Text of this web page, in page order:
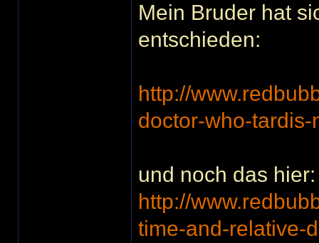
Mein Bruder hat
entschieden:
http://
doctor-who-tardis-
und noch das hier:
http://
time-and-relative-